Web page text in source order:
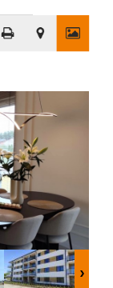
firmie
Oferty
Dzialki
Lokale